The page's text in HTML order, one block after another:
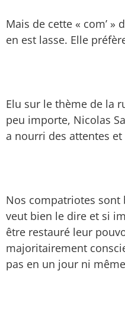
Mais de cette « com’
en est lasse. Elle
Elu sur le thème de la
peu importe, Nicolas
a nourri des attentes
Nos compatriotes sont
veut bien le dire et si
être restauré leur
majoritairement
pas en un jour ni